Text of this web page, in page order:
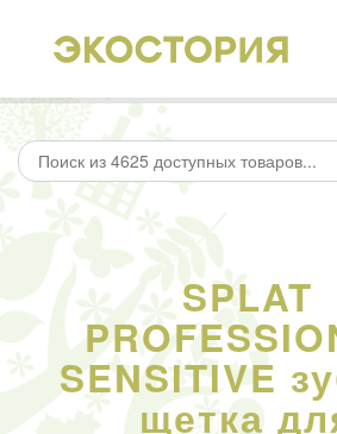
SPLAT
SENSITIVE
щетка